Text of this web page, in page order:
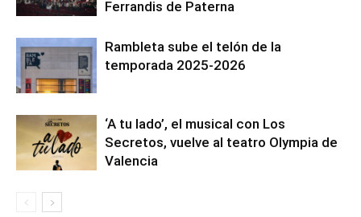
Ferrandis de Paterna
Rambleta sube el telón de la
temporada 2025-2026
‘A tu lado’, el musical con Los
Secretos, vuelve al teatro Olympia de
Valencia